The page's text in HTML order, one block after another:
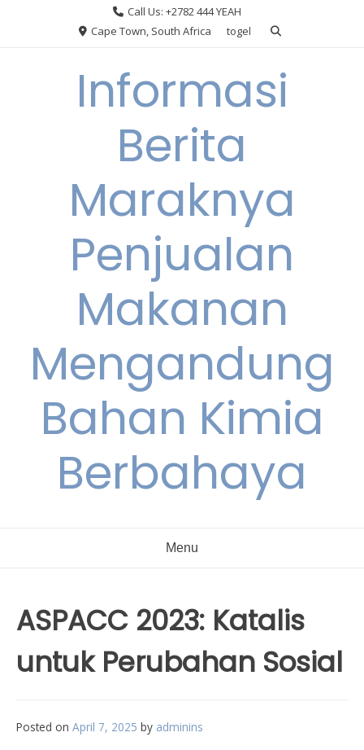
Call Us: +2782 444 YEAH
Cape Town, South Africa
togel
Informasi
Berita
Maraknya
Penjualan
Makanan
Mengandung
Bahan Kimia
Berbahaya
Menu
ASPACC 2023: Katalis
untuk Perubahan Sosial
Posted on April 7, 2025 by adminins